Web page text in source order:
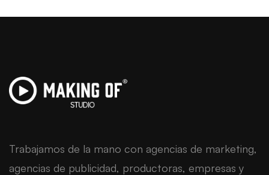
Trabajamos de la mano con agencias de marketing,
agencias de publicidad, productoras, empresas y